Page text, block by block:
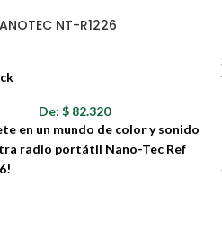
de entrega pueden
erróneas o incompletas,
por la transportadora.
con errores en la dirección
por las
NT-R1226
De: $82.320
en un mundo de color y sonido
radio portátil Nano-Tec Ref